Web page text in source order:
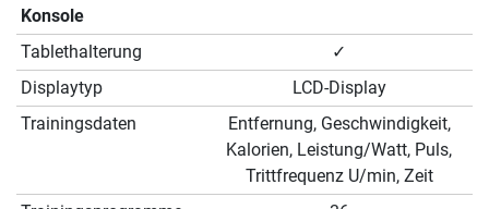
Konsole
Tablethalterung
✓
Displaytyp
LCD-Display
Trainingsdaten
Entfernung, Geschwindigkeit,
Kalorien, Leistung/Watt, Puls,
Trittfrequenz U/min, Zeit